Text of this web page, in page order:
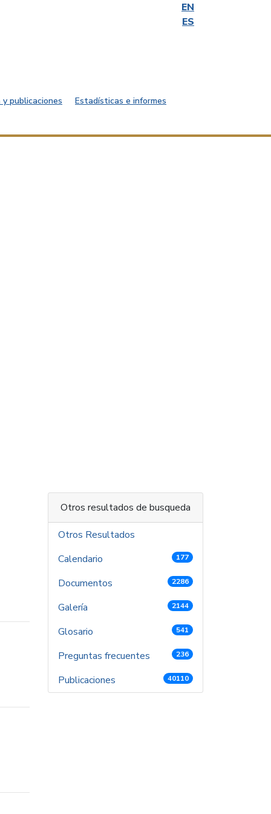
EN
ES
publicaciones Estadísticas e informes
Otros resultados de busqueda
Otros Resultados
Calendario
177
Documentos 2286
Galería 2144
Glosario 541
Preguntas frecuentes 236
Publicaciones 40110